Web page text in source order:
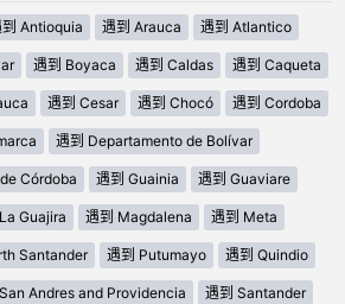
Antioquia 遇到 Arauca 遇到 Atlantico
遇到 Boyaca 遇到 Caldas 遇到 Caqueta
遇到 Cesar 遇到 Chocó 遇到 Cordoba
遇到 Departamento de Bolívar
Córdoba 遇到 Guainia 遇到 Guaviare
Guajira 遇到 Magdalena 遇到 Meta
Santander 遇到 Putumayo 遇到 Quindio
Andres and Providencia 遇到 Santander